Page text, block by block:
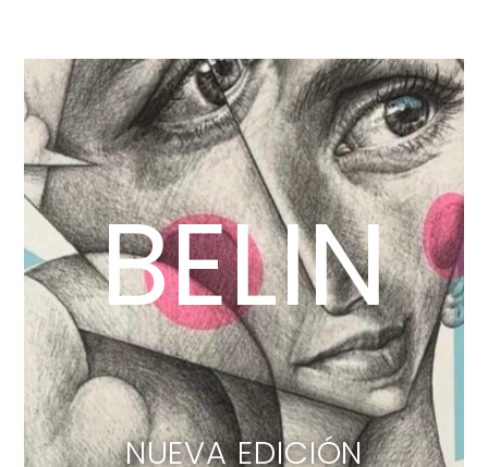
BELIN
NUEVA EDICIÓN